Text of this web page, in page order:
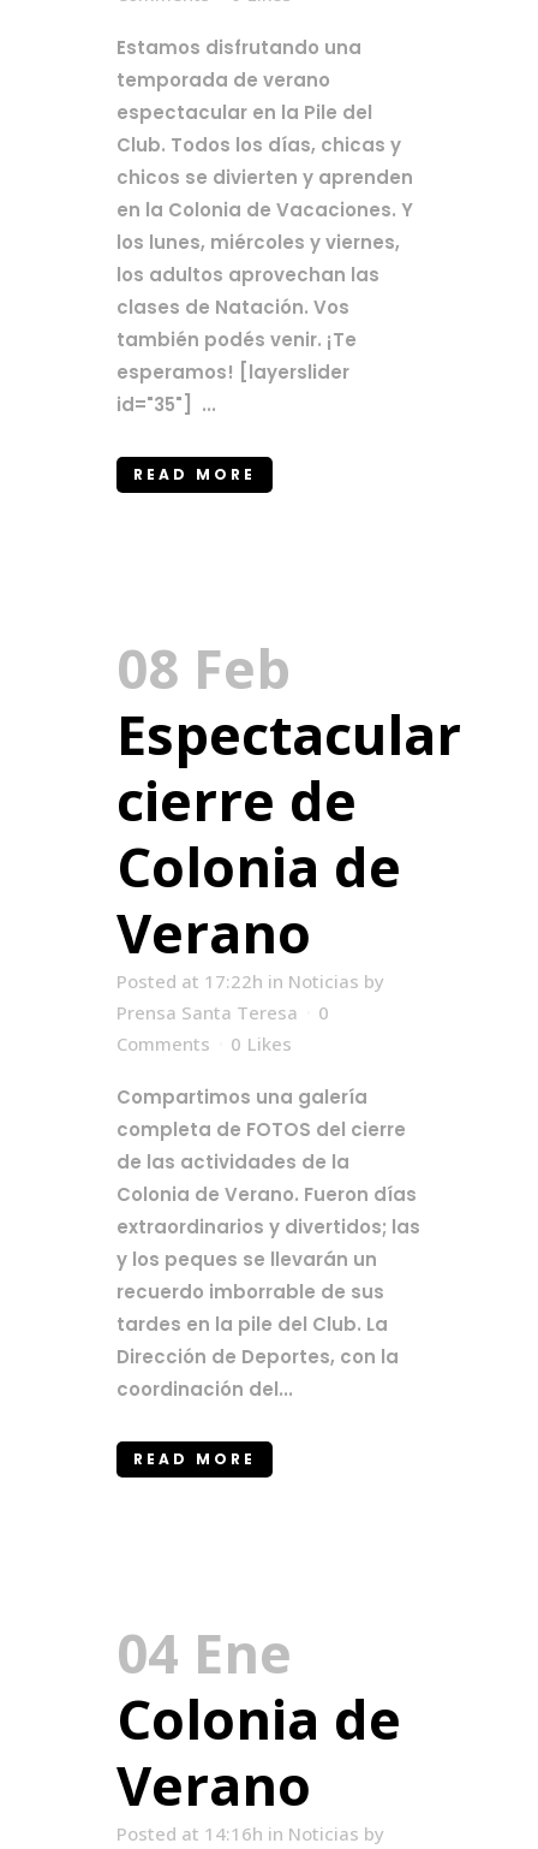
Estamos disfrutando una
temporada de verano
espectacular en la Pile del
Club. Todos los días, chicas y
chicos se divierten y aprenden
en la Colonia de Vacaciones. Y
los lunes, miércoles y viernes,
los adultos aprovechan las
clases de Natación. Vos
también podés venir. ¡Te
esperamos! [layerslider
id="35"] ...
READ MORE
08 Feb
Espectacular
cierre de
Colonia de
Verano
Posted at 17:22h in Noticias by
Prensa Santa Teresa
0
Comments
0 Likes
Compartimos una galería
completa de FOTOS del cierre
de las actividades de la
Colonia de Verano. Fueron días
extraordinarios y divertidos; las
y los peques se llevarán un
recuerdo imborrable de sus
tardes en la pile del Club. La
Dirección de Deportes, con la
coordinación del...
READ MORE
04 Ene
Colonia de
Verano
Posted at 14:16h in Noticias by